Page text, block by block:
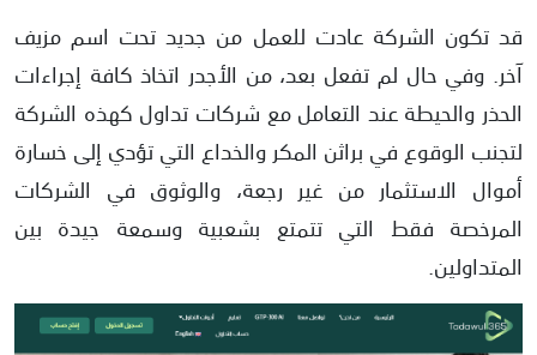
قد تكون الشركة عادت للعمل من جديد تحت اسم مزيف
آخر. وفي حال لم تفعل بعد، من الأجدر اتخاذ كافة إجراءات
الحذر والحيطة عند التعامل مع شركات تداول كهذه الشركة
لتجنب الوقوع في براثن المكر والخداع التي تؤدي إلى خسارة
أموال الاستثمار من غير رجعة، والوثوق في الشركات
المرخصة فقط التي تتمتع بشعبية وسمعة جيدة بين
المتداولين.